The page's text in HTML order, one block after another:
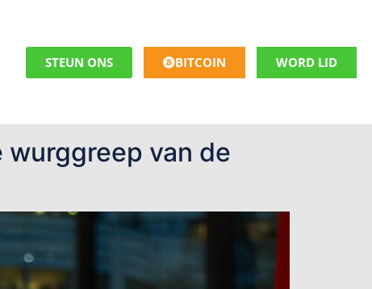
STEUN ONS BITCOIN WORD LID
van de